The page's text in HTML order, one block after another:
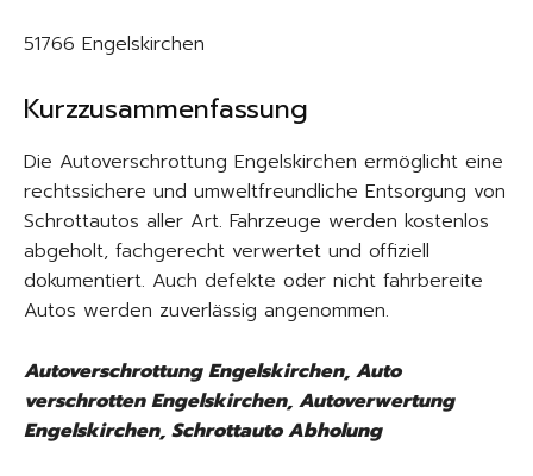
51766 Engelskirchen
Kurzzusammenfassung
Die Autoverschrottung Engelskirchen ermöglicht eine
rechtssichere und umweltfreundliche Entsorgung von
Schrottautos aller Art. Fahrzeuge werden kostenlos
abgeholt, fachgerecht verwertet und offiziell
dokumentiert. Auch defekte oder nicht fahrbereite
Autos werden zuverlässig angenommen.
Autoverschrottung Engelskirchen, Auto
verschrotten Engelskirchen, Autoverwertung
Engelskirchen, Schrottauto Abholung